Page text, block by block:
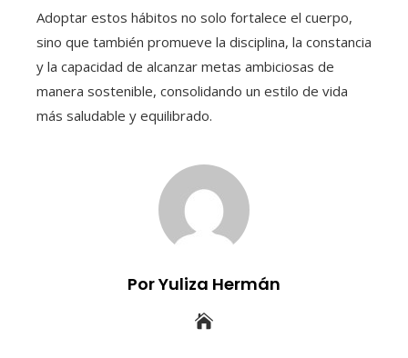
Adoptar estos hábitos no solo fortalece el cuerpo,
sino que también promueve la disciplina, la constancia
y la capacidad de alcanzar metas ambiciosas de
manera sostenible, consolidando un estilo de vida
más saludable y equilibrado.
Por Yuliza Hermán